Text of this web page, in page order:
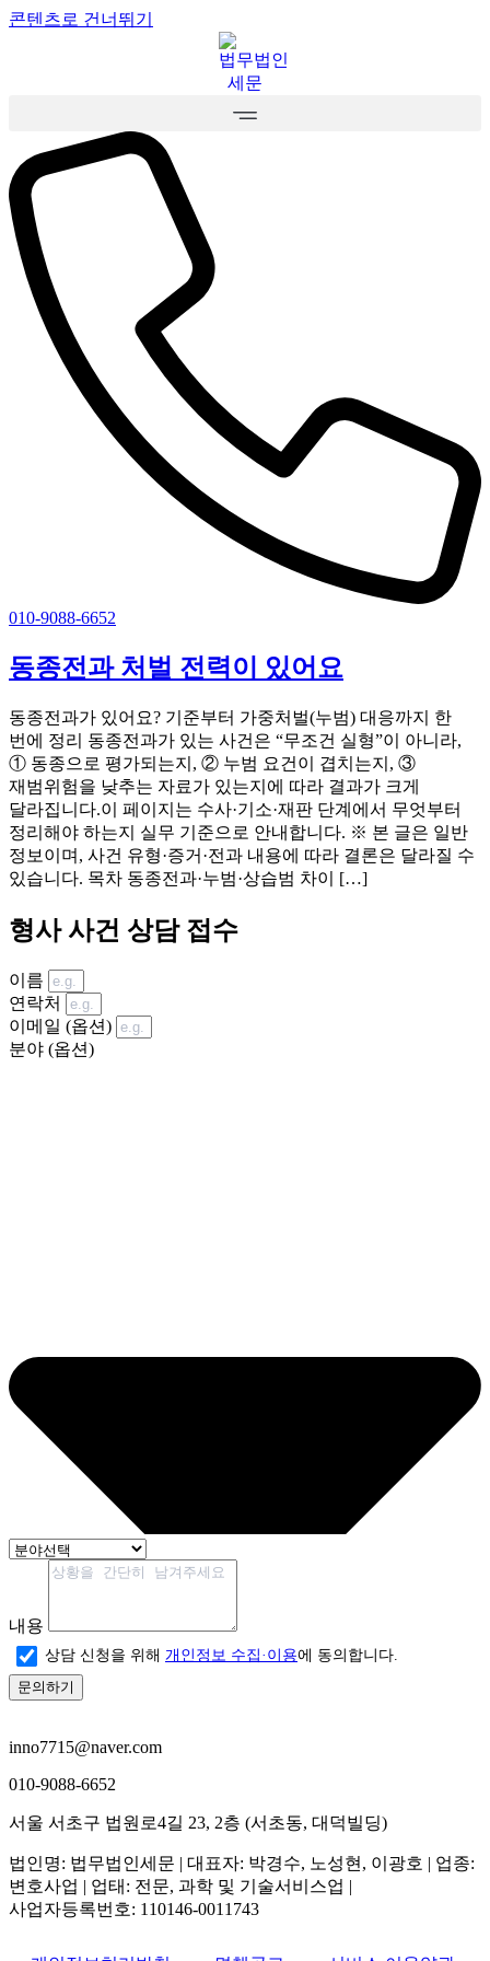
콘텐츠로 건너뛰기
010-9088-6652
동종전과 처벌 전력이 있어요
동종전과가 있어요? 기준부터 가중처벌(누범) 대응까지 한
번에 정리 동종전과가 있는 사건은 “무조건 실형”이 아니라,
① 동종으로 평가되는지, ② 누범 요건이 겹치는지, ③
재범위험을 낮추는 자료가 있는지에 따라 결과가 크게
달라집니다.이 페이지는 수사·기소·재판 단계에서 무엇부터
정리해야 하는지 실무 기준으로 안내합니다. ※ 본 글은 일반
정보이며, 사건 유형·증거·전과 내용에 따라 결론은 달라질 수
있습니다. 목차 동종전과·누범·상습범 차이 […]
형사 사건 상담 접수
이름
연락처
이메일 (옵션)
분야 (옵션)
내용
상담 신청을 위해 개인정보 수집·이용에 동의합니다.
문의하기
inno7715@naver.com
010-9088-6652
서울 서초구 법원로4길 23, 2층 (서초동, 대덕빌딩)
법인명: 법무법인세문 | 대표자: 박경수, 노성현, 이광호 | 업종:
변호사업 | 업태: 전문, 과학 및 기술서비스업 |
사업자등록번호: 110146-0011743